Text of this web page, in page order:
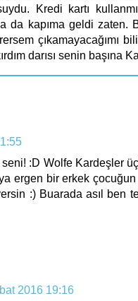
Kredi kartı
da kapıma geldi
çıkamayacağımı
darısı senin başına
:D Wolfe Kardeşler
ergen bir erkek
:) Buarada asıl ben
2016 19:16